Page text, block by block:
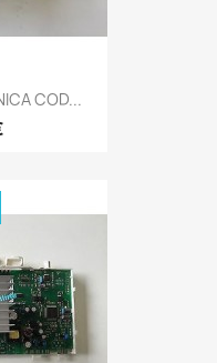
COD...